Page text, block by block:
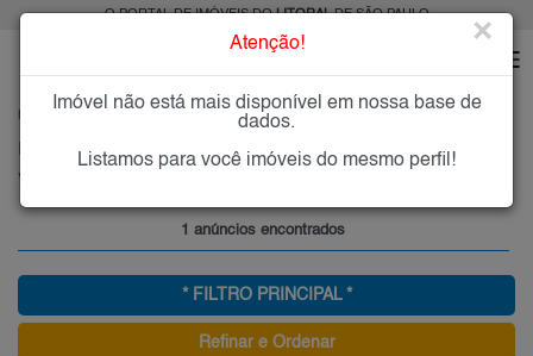
O PORTAL DE IMÓVEIS DOLITORALDE SÃO PAULO
SÃO VICENTE
Imóveis à Venda na Vila Margarida, São Vicente
Vila Margarida - São Vicente, Litoral
1 anúncios encontrados
* FILTRO PRINCIPAL *
Refinar e Ordenar
Atenção! ×
Imóvel não está mais disponível em nossa base de
dados.
Listamos para você imóveis do mesmo perfil!